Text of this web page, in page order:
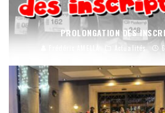
PROLONGATION DES
Actualités